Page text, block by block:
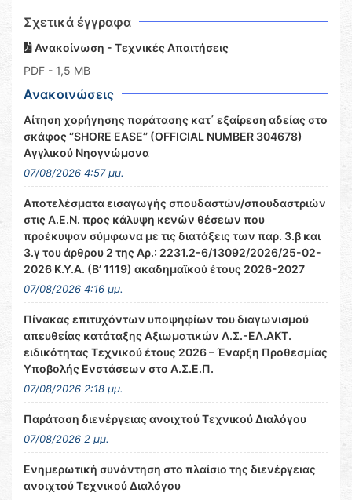
Σχετικά έγγραφα
Ανακοίνωση - Τεχνικές Απαιτήσεις
PDF - 1,5 MB
Ανακοινώσεις
Αίτηση χορήγησης παράτασης κατ΄ εξαίρεση αδείας στο
σκάφος ‘’SHORE EASE’’ (OFFICIAL NUMBER 304678)
Αγγλικού Νηογνώμονα
07/08/2026 4:57 μμ.
Αποτελέσματα εισαγωγής σπουδαστών/σπουδαστριών
στις Α.Ε.Ν. προς κάλυψη κενών θέσεων που
προέκυψαν σύμφωνα με τις διατάξεις των παρ. 3.β και
3.γ του άρθρου 2 της Αρ.: 2231.2-6/13092/2026/25-02-
2026 Κ.Υ.Α. (Β’ 1119) ακαδημαϊκού έτους 2026-2027
07/08/2026 4:16 μμ.
Πίνακας επιτυχόντων υποψηφίων του διαγωνισμού
απευθείας κατάταξης Αξιωματικών Λ.Σ.-ΕΛ.ΑΚΤ.
ειδικότητας Τεχνικού έτους 2026 – Έναρξη Προθεσμίας
Υποβολής Ενστάσεων στο Α.Σ.Ε.Π.
07/08/2026 2:18 μμ.
Παράταση διενέργειας ανοιχτού Τεχνικού Διαλόγου
07/08/2026 2 μμ.
Ενημερωτική συνάντηση στο πλαίσιο της διενέργειας
ανοιχτού Τεχνικού Διαλόγου